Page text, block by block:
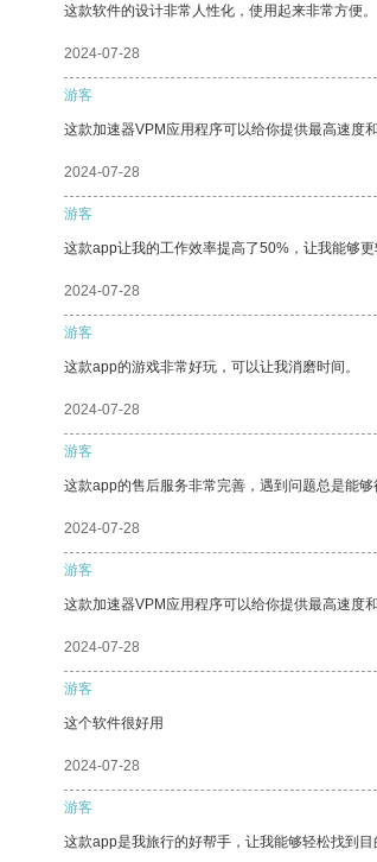
这款软件的设计非常人性化，使用起来非常方便。
2024-07-28
游客
这款加速器VPM应用程序可以给你提供最高速度
2024-07-28
游客
这款app让我的工作效率提高了50%，让我能够
2024-07-28
游客
这款app的游戏非常好玩，可以让我消磨时间。
2024-07-28
游客
这款app的售后服务非常完善，遇到问题总是能够
2024-07-28
游客
这款加速器VPM应用程序可以给你提供最高速度
2024-07-28
游客
这个软件很好用
2024-07-28
游客
这款app是我旅行的好帮手，让我能够轻松找到目